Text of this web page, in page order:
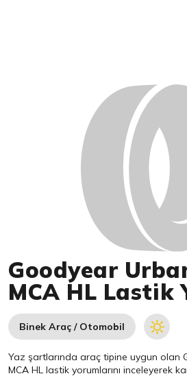
Goodyear
MCA HL Lastik
Binek Araç / Otomobil
Yaz şartlarında araç tipine uygun olan
MCA HL lastik yorumlarını inceleyerek